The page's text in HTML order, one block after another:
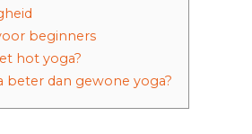
beginners
hot yoga?
beter dan gewone yoga?